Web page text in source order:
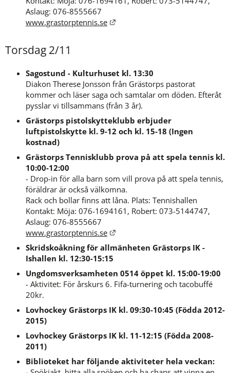
Aslaug: 076-8555667
www.grastorptennis.se
Länk till annan webbplats.
Torsdag 2/11
Sagostund - Kulturhuset kl. 13:30
Diakon Therese Jonsson från Grästorps pastorat
kommer och läser saga och samtalar om döden. Efteråt
pysslar vi tillsammans (från 3 år).
Grästorps pistolskytteklubb erbjuder
luftpistolskytte kl. 9-12 och kl. 15-18 (Ingen
kostnad)
Grästorps Tennisklubb prova på att spela tennis kl.
10:00-12:00
- Drop-in för alla barn som vill prova på att spela tennis,
föräldrar är också välkomna.
Rack och bollar finns att låna. Plats: Tennishallen
Kontakt: Möja: 076-1694161, Robert: 073-5144747,
Aslaug: 076-8555667
www.grastorptennis.se
Länk till annan webbplats.
Skridskoåkning för allmänheten Grästorps IK -
Ishallen kl. 12:30-15:15
Ungdomsverksamheten 0514 öppet kl. 15:00-19:00
- Aktivitet: För årskurs 6. Fifa-turnering och tacobuffé
20kr.
Lovhockey Grästorps IK kl. 09:30-10:45 (Födda 2012-
2015)
Lovhockey Grästorps IK kl. 11-12:15 (Födda 2008-
2011)
Biblioteket har följande aktiviteter hela veckan: